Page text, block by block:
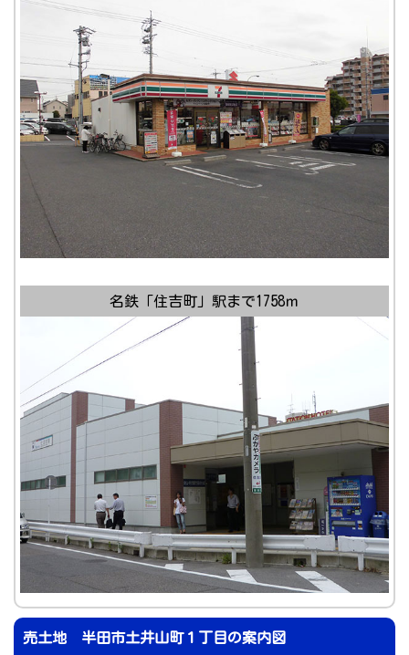
名鉄「住吉町」駅まで1758ｍ
売土地 半田市土井山町１丁目の案内図